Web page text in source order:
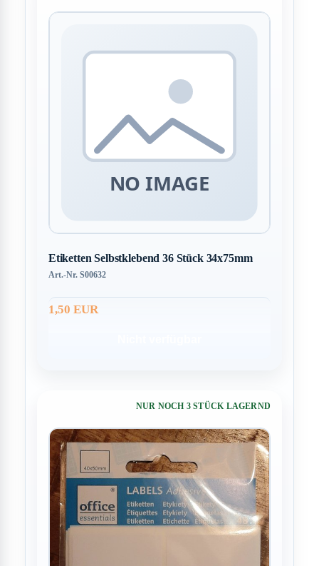
Etiketten Selbstklebend 36 Stück 34x75mm
Art.-Nr. S00632
1,50 EUR
NUR NOCH 3 STÜCK LAGERND